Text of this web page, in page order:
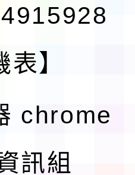
表】
chrome
訊組